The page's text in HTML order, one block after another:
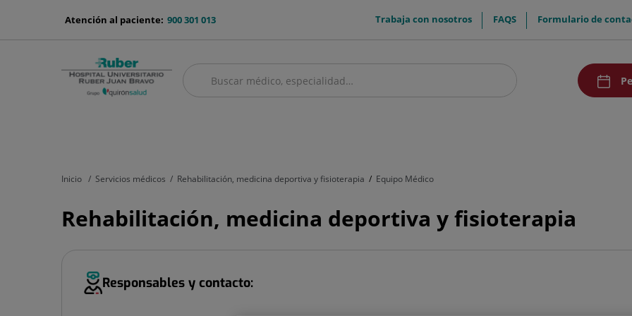
menu-
900 301 013
Atención al paciente: menuTop
Trabaja con nosotros FAQS Formulario de
BuscarBuscar
Inicio Servicios médicos Rehabilitación, medicina deportiva y fisioterapia Equipo Médico
Rehabilitación, medicina deportiva y fisioterapia
Responsables y contacto: